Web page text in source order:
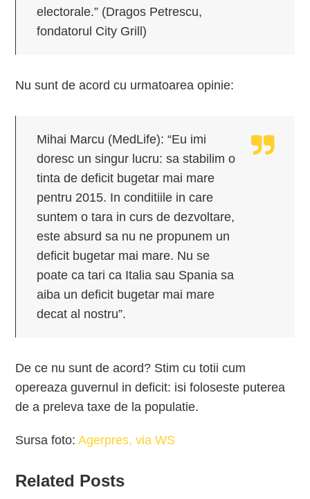
electorale.” (Dragos Petrescu,
fondatorul City Grill)
Nu sunt de acord cu urmatoarea opinie:
Mihai Marcu (MedLife): “Eu imi
doresc un singur lucru: sa stabilim o
tinta de deficit bugetar mai mare
pentru 2015. In conditiile in care
suntem o tara in curs de dezvoltare,
este absurd sa nu ne propunem un
deficit bugetar mai mare. Nu se
poate ca tari ca Italia sau Spania sa
aiba un deficit bugetar mai mare
decat al nostru”.
De ce nu sunt de acord? Stim cu totii cum
opereaza guvernul in deficit: isi foloseste puterea
de a preleva taxe de la populatie.
Sursa foto:Agerpres, via WS
Related Posts